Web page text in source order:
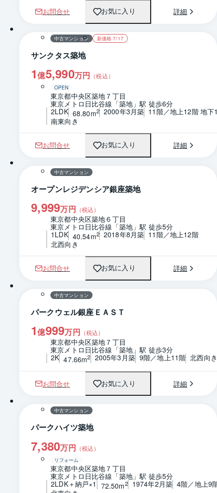
お問合せ お気に入り 詳細
1 / 0 間取り
中古マンション 新価格 7/17
サンクタス築地
1億5,990万円 （税込）
OPEN
東京都中央区築地７丁目
東京メトロ日比谷線「築地」駅 徒歩6分
2LDK 68.80m2 2000年3月築 11階／地上12階 地下
南東向き
お問合せ お気に入り 詳細
1 / 0 間取り
中古マンション
オープンレジデンシア銀座築地
9,999万円 （税込）
東京都中央区築地６丁目
東京メトロ日比谷線「築地」駅 徒歩5分
1LDK 40.54m2 2018年8月築 11階／地上12階
北西向き
お問合せ お気に入り 詳細
1 / 0 間取り
中古マンション
パークウェル銀座ＥＡＳＴ
1億999万円 （税込）
東京都中央区築地７丁目
東京メトロ日比谷線「築地」駅 徒歩3分
2K 47.66m2 2005年3月築 9階／地上11階 北西向き
お問合せ お気に入り 詳細
1 / 0 間取り
中古マンション
パークハイツ築地
7,380万円 （税込）
リフォーム
東京都中央区築地７丁目
東京メトロ日比谷線「築地」駅 徒歩5分
2LDK＋納戸×1
72.50m2 1974年2月築 4階／地上9